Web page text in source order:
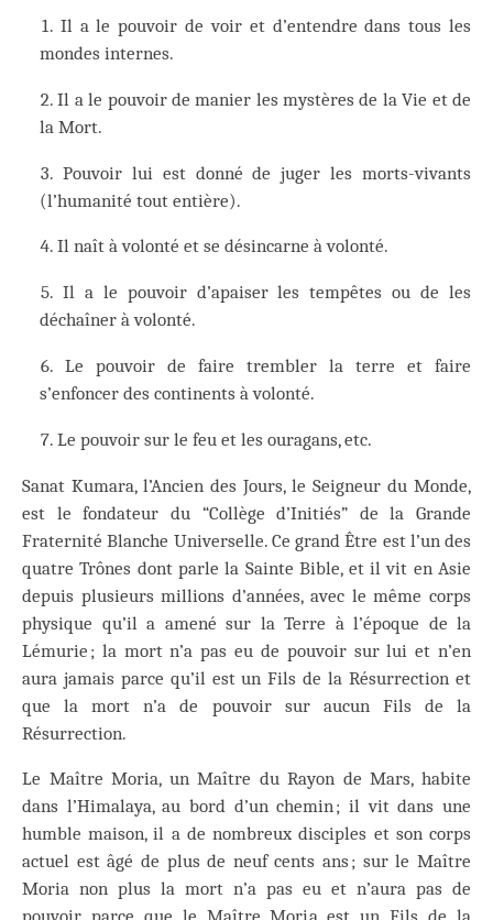
Il a le pouvoir de voir et d’entendre dans tous les
mondes internes.
Il a le pouvoir de manier les mystères de la Vie et de
la Mort.
Pouvoir lui est donné de juger les morts-vivants
(l’humanité tout entière).
Il naît à volonté et se désincarne à volonté.
Il a le pouvoir d’apaiser les tempêtes ou de les
déchaîner à volonté.
Le pouvoir de faire trembler la terre et faire
s’enfoncer des continents à volonté.
Le pouvoir sur le feu et les ouragans, etc.
Sanat Kumara, l’Ancien des Jours, le Seigneur du Monde,
est le fondateur du “Collège d’Initiés” de la Grande
Fraternité Blanche Universelle. Ce grand Être est l’un des
quatre Trônes dont parle la Sainte Bible, et il vit en Asie
depuis plusieurs millions d’années, avec le même corps
physique qu’il a amené sur la Terre à l’époque de la
Lémurie ; la mort n’a pas eu de pouvoir sur lui et n’en
aura jamais parce qu’il est un Fils de la Résurrection et
que la mort n’a de pouvoir sur aucun Fils de la
Résurrection.
Le Maître Moria, un Maître du Rayon de Mars, habite
dans l’Himalaya, au bord d’un chemin ; il vit dans une
humble maison, il a de nombreux disciples et son corps
actuel est âgé de plus de neuf cents ans ; sur le Maître
Moria non plus la mort n’a pas eu et n’aura pas de